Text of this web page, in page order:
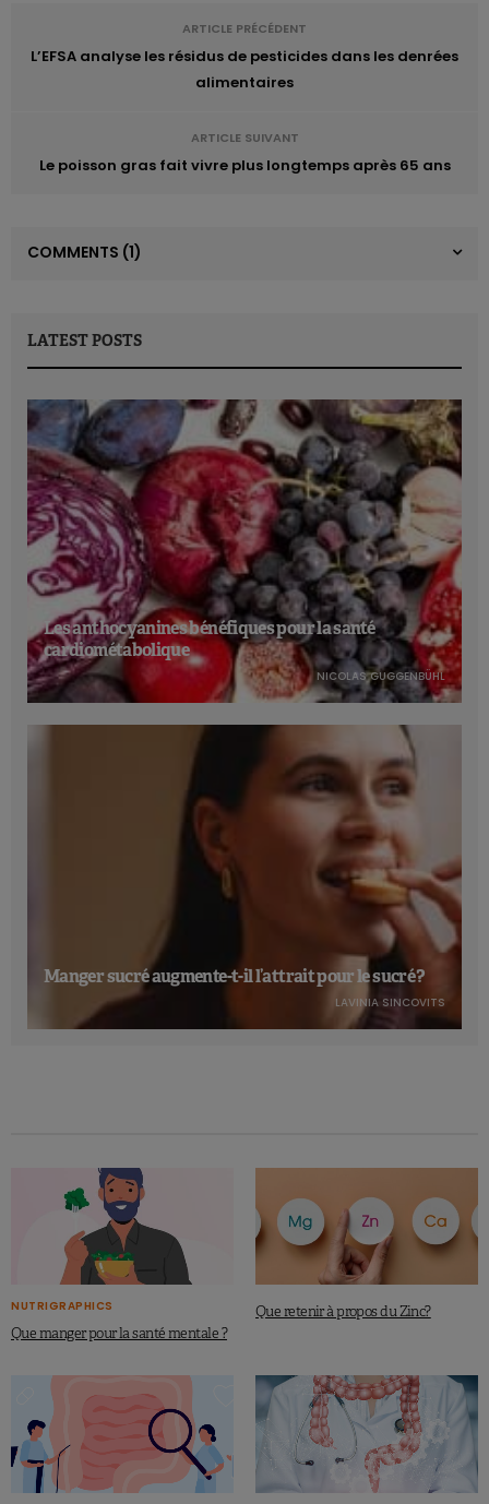
ARTICLE PRÉCÉDENT
L’EFSA analyse les résidus de pesticides dans les denrées
alimentaires
ARTICLE SUIVANT
Le poisson gras fait vivre plus longtemps après 65 ans
COMMENTS (1)
LATEST POSTS
Les anthocyanines bénéfiques pour la santé
cardiométabolique
NICOLAS GUGGENBÜHL
Manger sucré augmente-t-il l’attrait pour le sucré ?
LAVINIA SINCOVITS
NUTRIGRAPHICS
Que manger pour la santé mentale ?
Que retenir à propos du Zinc?